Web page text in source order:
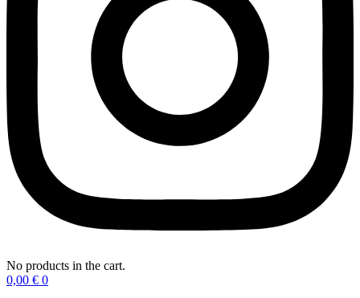
No products in the cart.
0,00 € 0